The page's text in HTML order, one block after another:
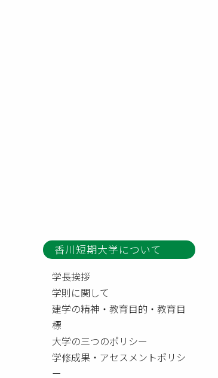
香川短期大学について
学長挨拶
学則に関して
建学の精神・教育目的・教育目
標
大学の三つのポリシー
学修成果・アセスメントポリシ
ー